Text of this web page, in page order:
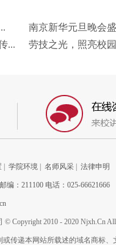
南京新华元旦晚会
...
劳技之光，照亮校
学院环境 名师风采 法律申明
：211100 电话：025-66621666
Copyright 2010 - 2020 Njxh.Cn All
传递本网站所载述的域名商标